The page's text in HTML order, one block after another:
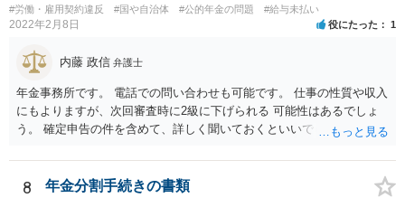
#労働・雇用契約違反 #国や自治体 #公的年金の問題 #給与未払い
2022年2月8日 役にたった 1
内藤 政信 弁護士
年金事務所です。 電話での問い合わせも可能です。 仕事の性質や収入
にもよりますが、次回審査時に2級に下げられる 可能性はあるでしょ
う。 確定申告の件を含めて、詳しく聞いておくといいでしょう。 弁護
8 年金分割手続きの書類